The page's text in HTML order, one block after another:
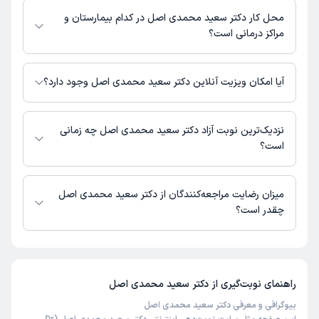
محل کار دکتر سعید محمدی اصل در کدام بیمارستان و
مراکز درمانی است؟
اطلاعاتی درباره محل فعالیت دکتر سعید محمدی اصل در مراکز درمانی در
دسترس نیست.
آیا امکان ویزیت آنلاین دکتر سعید محمدی اصل وجود دارد؟
در حال حاضر اطلاعاتی درباره ارائه ویزیت آنلاین توسط دکتر سعید محمدی اصل
در دسترس نیست. برای دریافت اطلاعات دقیق‌تر، لطفاً با مطب تماس بگیرید.
نزدیک‌ترین نوبت آزاد دکتر سعید محمدی اصل چه زمانی
است؟
دکتر سعید محمدی اصل از روز سه‌شنبه 20 مرداد 1405 بیمار جدید می‌پذیرند.
میزان رضایت مراجعه‌کنندگان از دکتر سعید محمدی اصل
چقدر است؟
راهنمای نوبت‌گیری از دکتر سعید محمدی اصل
بیوگرافی و معرفی دکتر سعید محمدی اصل